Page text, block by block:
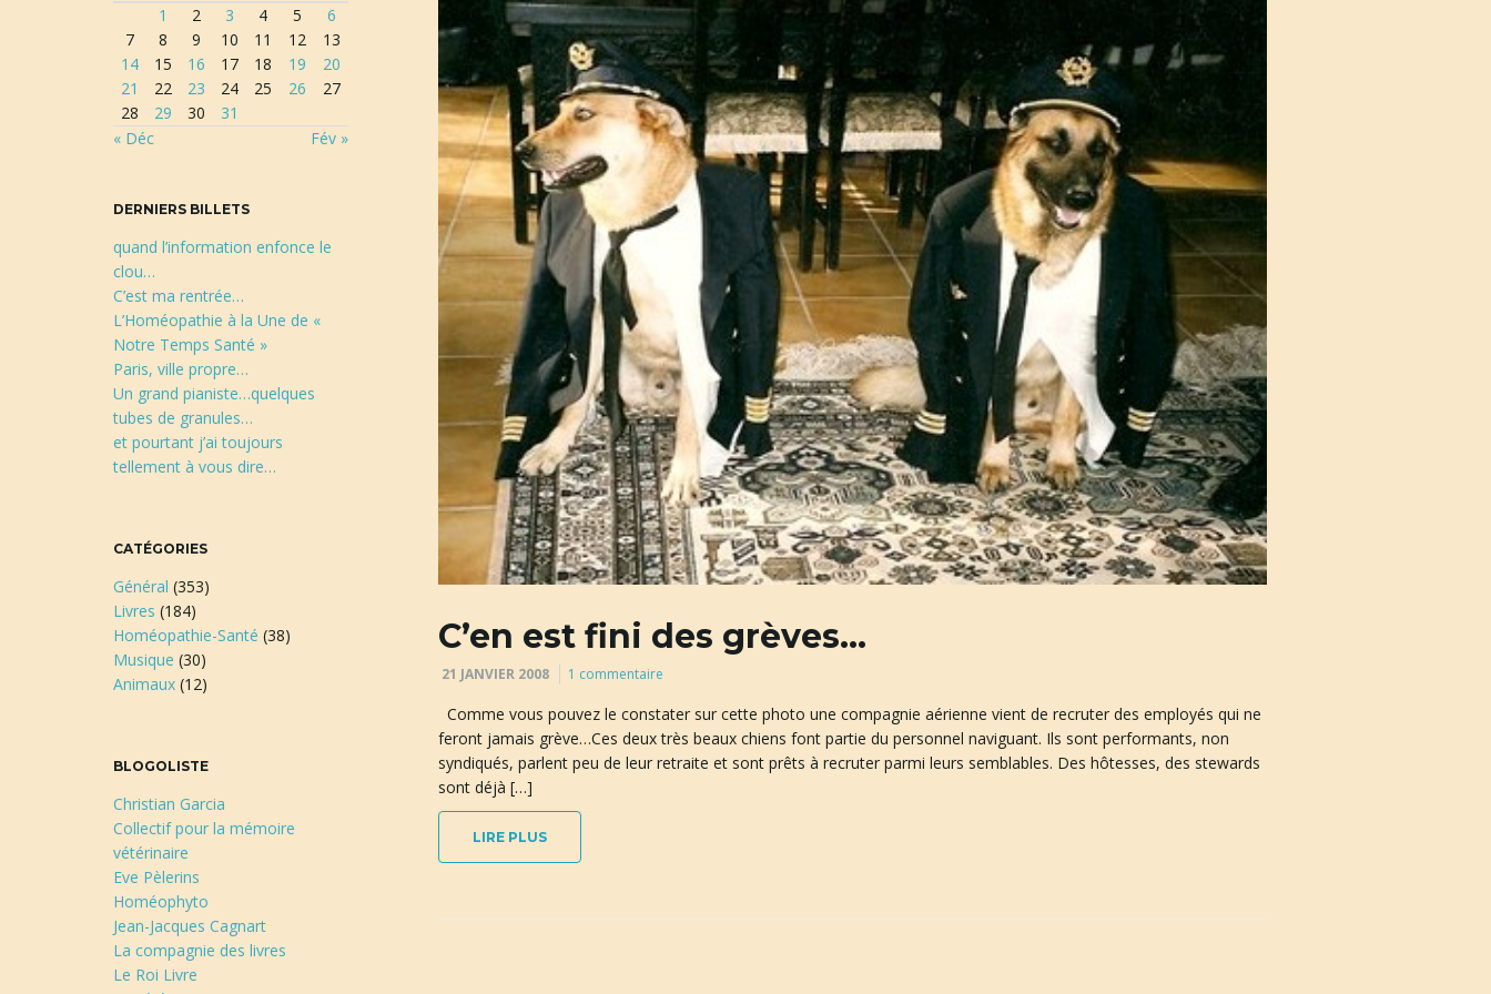
C’en est fini des grèves…
21 JANVIER 2008 1 commentaire
Comme vous pouvez le constater sur cette photo une compagnie aérienne vient de recruter des employés qui ne
feront jamais grève…Ces deux très beaux chiens font partie du personnel naviguant. Ils sont performants, non
syndiqués, parlent peu de leur retraite et sont prêts à recruter parmi leurs semblables. Des hôtesses, des stewards
sont déjà […]
LIRE PLUS
r
e
« Déc Fév »
1 2 3 4 5
6
7
8 9 10 11 12
13
14
15 16 17 18 19
20
21
22 23 24 25 26
27
28
29 30 31
DERNIERS BILLETS
quand l’information enfonce le
clou…
C’est ma rentrée…
L’Homéopathie à la Une de «
Notre Temps Santé »
Paris, ville propre…
Un grand pianiste…quelques
tubes de granules…
et pourtant j’ai toujours
tellement à vous dire…
CATÉGORIES
Général (353)
Livres (184)
Homéopathie-Santé (38)
Musique (30)
Animaux (12)
BLOGOLISTE
Christian Garcia
Collectif pour la mémoire
vétérinaire
Eve Pèlerins
Homéophyto
Jean-Jacques Cagnart
La compagnie des livres
Le Roi Livre